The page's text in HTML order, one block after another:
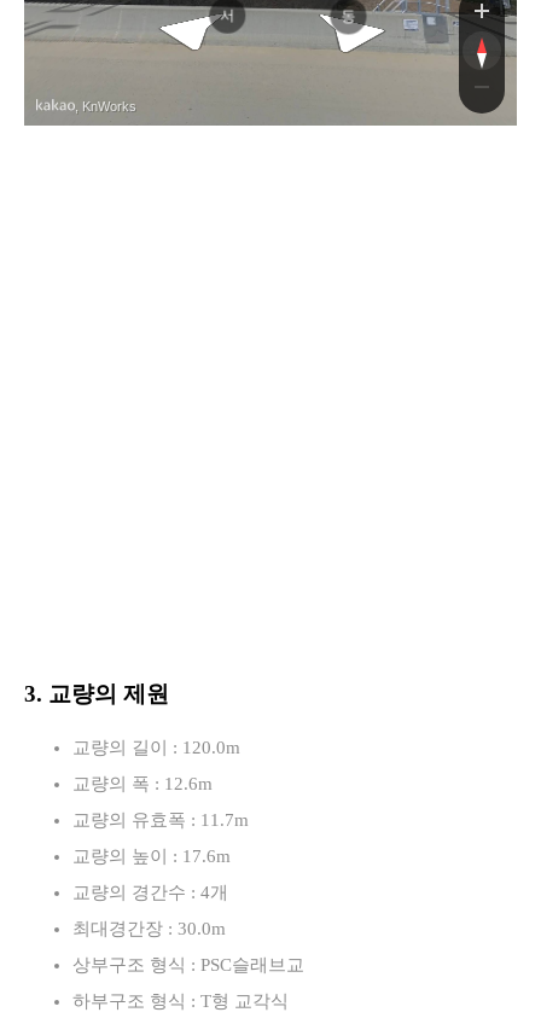
서 동
, KnWorks
3. 교량의 제원
교량의 길이 : 120.0m
교량의 폭 : 12.6m
교량의 유효폭 : 11.7m
교량의 높이 : 17.6m
교량의 경간수 : 4개
최대경간장 : 30.0m
상부구조 형식 : PSC슬래브교
하부구조 형식 : T형 교각식